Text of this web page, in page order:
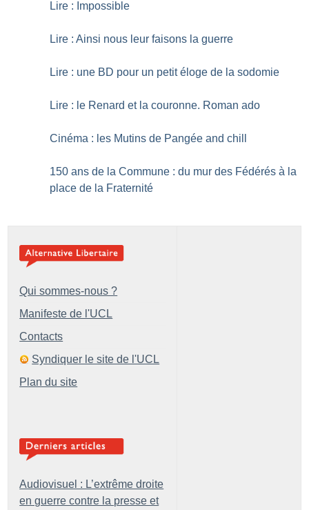
Lire : Impossible
Lire : Ainsi nous leur faisons la guerre
Lire : une BD pour un petit éloge de la sodomie
Lire : le Renard et la couronne. Roman ado
Cinéma : les Mutins de Pangée and chill
150 ans de la Commune : du mur des Fédérés à la
place de la Fraternité
Qui sommes-nous ?
Manifeste de l'UCL
Contacts
Syndiquer le site de l'UCL
Plan du site
Audiovisuel : L’extrême droite
en guerre contre la presse et